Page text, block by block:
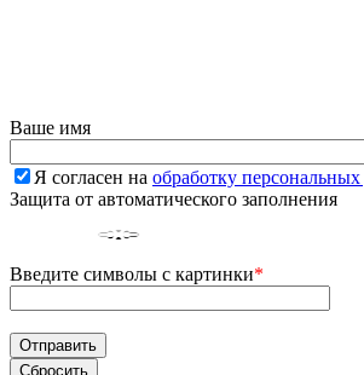
Ваше имя
Я согласен на обработку
Защита от автоматического заполнения
Введите символы с картинки*